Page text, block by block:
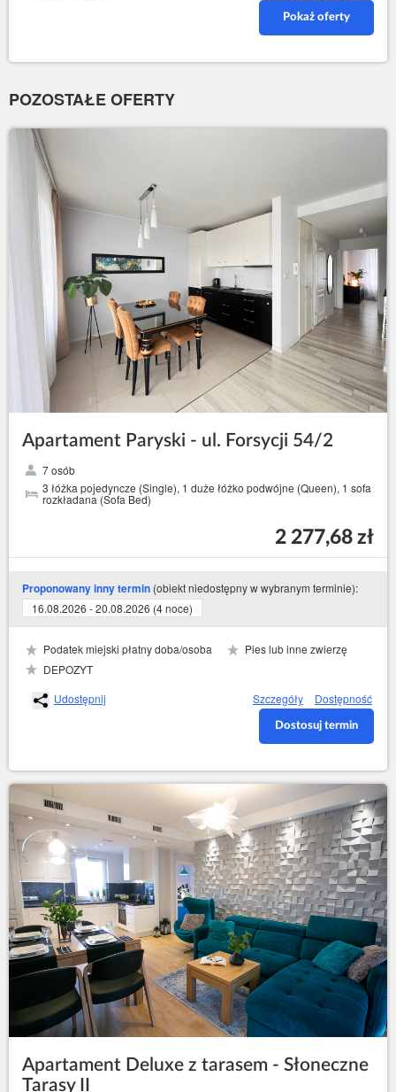
Pokaż oferty
POZOSTAŁE OFERTY
Apartament Paryski - ul. Forsycji 54/2
7 osób
3 łóżka pojedyncze (Single), 1 duże łóżko podwójne (Queen), 1 sofa
rozkładana (Sofa Bed)
2 277,68 zł
Proponowany inny termin (obiekt niedostępny w wybranym terminie):
16.08.2026 - 20.08.2026 (4 noce)
Podatek miejski płatny doba/osoba
Pies lub inne zwierzę
DEPOZYT
Udostępnij
Szczegóły Dostępność
Dostosuj termin
Apartament Deluxe z tarasem - Słoneczne
Tarasy II